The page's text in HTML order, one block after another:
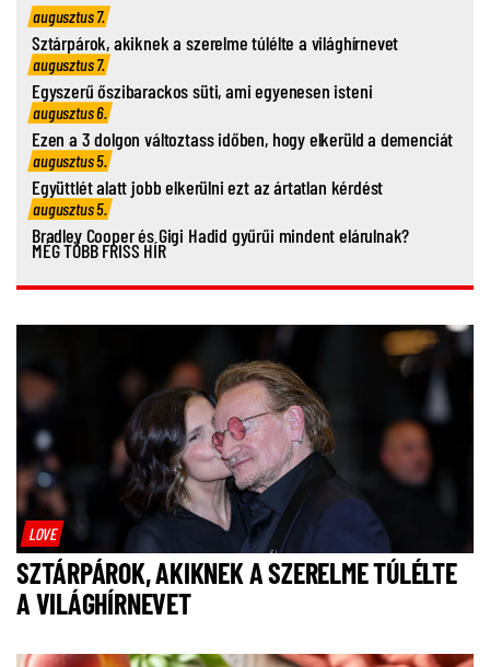
augusztus 7.
Sztárpárok, akiknek a szerelme túlélte a világhírnevet
augusztus 7.
Egyszerű őszibarackos süti, ami egyenesen isteni
augusztus 6.
Ezen a 3 dolgon változtass időben, hogy elkerüld a demenciát
augusztus 5.
Együttlét alatt jobb elkerülni ezt az ártatlan kérdést
augusztus 5.
Bradley Cooper és Gigi Hadid gyűrűi mindent elárulnak?
MÉG TÖBB FRISS HÍR
LOVE
SZTÁRPÁROK, AKIKNEK A SZERELME TÚLÉLTE
A VILÁGHÍRNEVET